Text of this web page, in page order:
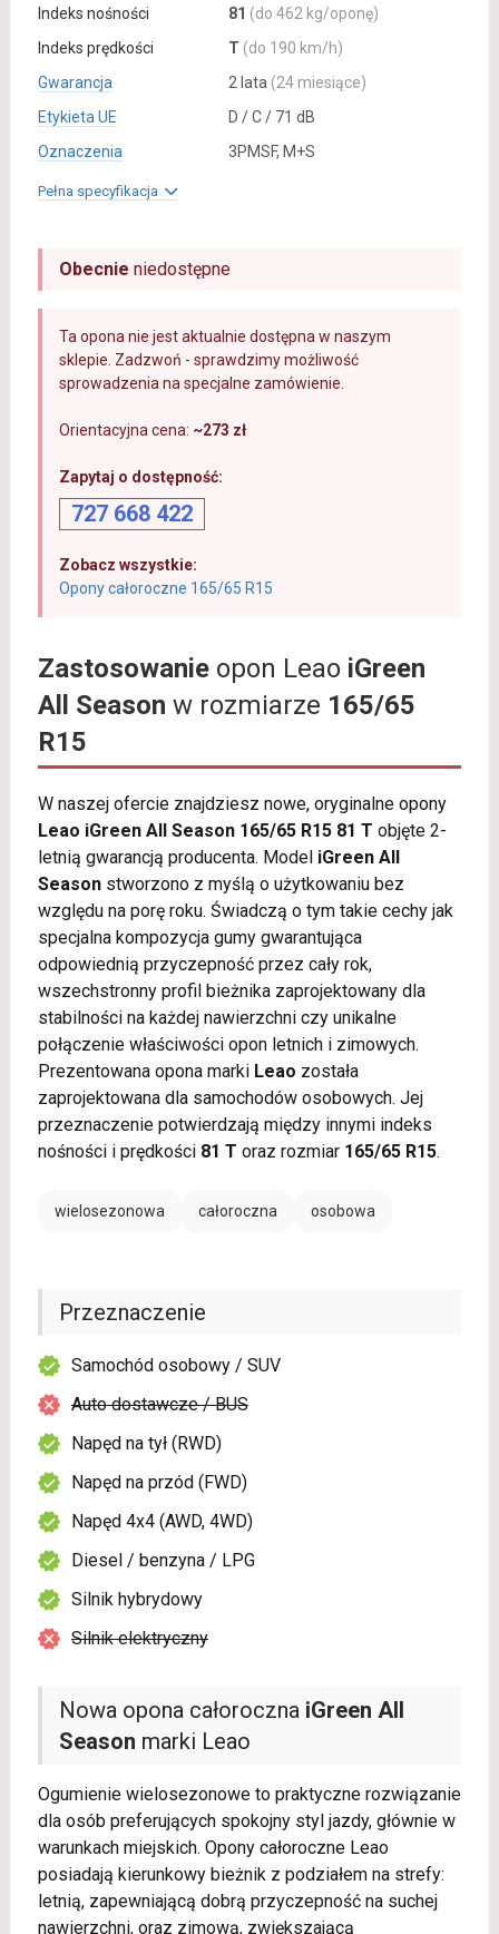
Indeks nośności
81 (do 462 kg/oponę)
Indeks prędkości
T (do 190 km/h)
Gwarancja
2 lata (24 miesiące)
Etykieta UE
D / C / 71 dB
Oznaczenia
3PMSF, M+S
Pełna specyfikacja
Obecnie niedostępne
Ta opona nie jest aktualnie dostępna w naszym
sklepie. Zadzwoń - sprawdzimy możliwość
sprowadzenia na specjalne zamówienie.
Orientacyjna cena: ~273 zł
Zapytaj o dostępność:
727 668 422
Zobacz wszystkie:
Opony całoroczne 165/65 R15
Zastosowanieopon Leao iGreen
All Season w rozmiarze 165/65
R15
W naszej ofercie znajdziesz nowe, oryginalne opony
Leao iGreen All Season 165/65 R15 81 T objęte 2-
letnią gwarancją producenta. Model iGreen All
Seasonstworzono z myślą o użytkowaniu bez
względu na porę roku. Świadczą o tym takie cechy jak
specjalna kompozycja gumy gwarantująca
odpowiednią przyczepność przez cały rok,
wszechstronny profil bieżnika zaprojektowany dla
stabilności na każdej nawierzchni czy unikalne
połączenie właściwości opon letnich i zimowych.
Prezentowana opona marki Leao została
zaprojektowana dla samochodów osobowych. Jej
przeznaczenie potwierdzają między innymi indeks
nośności i prędkości 81 T oraz rozmiar 165/65 R15.
wielosezonowa całoroczna osobowa
Nowa opona całoroczna iGreen All
Season marki Leao
Ogumienie wielosezonowe to praktyczne rozwiązanie
dla osób preferujących spokojny styl jazdy, głównie w
warunkach miejskich. Opony całoroczne Leao
posiadają kierunkowy bieżnik z podziałem na strefy:
letnią, zapewniającą dobrą przyczepność na suchej
nawierzchni, oraz zimową, zwiększającą
Przeznaczenie
Samochód osobowy / SUV
Auto dostawcze / BUS
Napęd na tył (RWD)
Napęd na przód (FWD)
Napęd 4x4 (AWD, 4WD)
Diesel / benzyna / LPG
Silnik hybrydowy
Silnik elektryczny